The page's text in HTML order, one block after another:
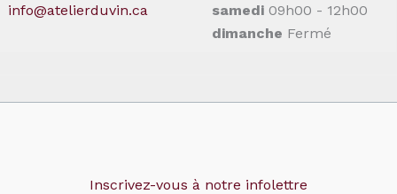
info@atelierduvin.ca
samedi 09h00 - 12h00
dimanche Fermé
Inscrivez-vous à notre infolettre